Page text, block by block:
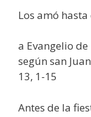
Los amó hasta
a Evangelio
según san Juan
13, 1-15
Antes de la